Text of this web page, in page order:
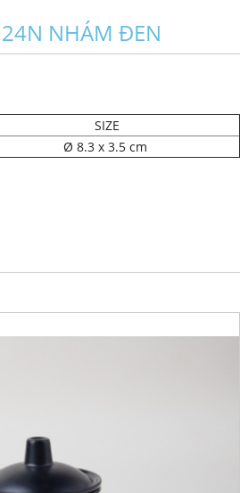
NHÁM ĐEN
SIZE
Ø 8.3 x 3.5 cm